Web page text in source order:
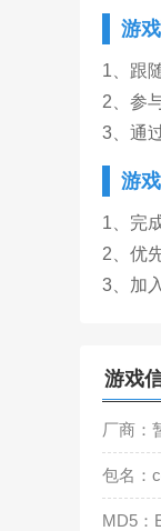
游
1、跟
2、参
3、通
游
1、完
2、优
3、加
游戏
厂商：
包名：
MD5：